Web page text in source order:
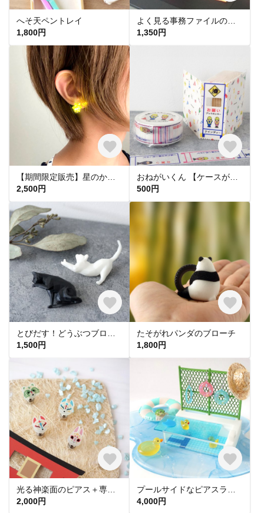
へそ天ペントレイ
1,800円
1,350円
2,500円
500円
1,500円
たそがれパンダのブローチ
1,800円
2,000円
4,000円